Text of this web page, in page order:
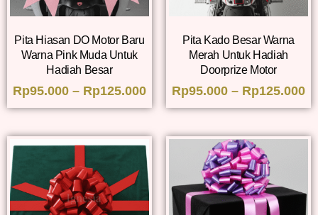
Pita Hiasan DO Motor Baru
Warna Pink Muda Untuk
Hadiah Besar
Rp95.000 – Rp125.000
Pita Kado Besar Warna
Merah Untuk Hadiah
Doorprize Motor
Rp95.000 – Rp125.000